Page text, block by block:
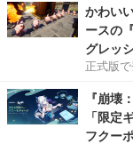
かわい
ースの
グレッ
正式版
『崩壊
「限定
フクー